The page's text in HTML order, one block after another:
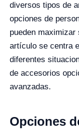
diversos tipos de
opciones de
pueden
artículo se centra
diferentes
de accesorios
avanzadas.
Opciones